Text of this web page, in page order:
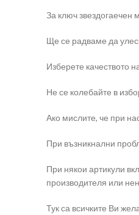
За ключ звездогаечен
Ще се радваме да
Изберете качеството
Не се колебайте в
Ако мислите, че при
При възникнални
При някои артикули
производителя или
Тук са всичките Ви